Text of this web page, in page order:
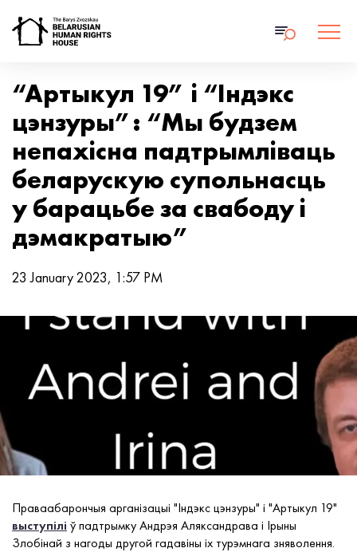
“Артыкул 19” і “Індэкс
цэнзуры”: “Мы будзем
непахісна падтрымліваць
беларускую супольнасць
у барацьбе за свабоду і
дэмакратыю”
23 January 2023, 1:57 PM
Праваабарончыя арганізацыі "Індэкс цэнзуры" і "Артыкул 19"
выступілі ў падтрымку Андрэя Аляксандрава і Ірыны
Злобінай з нагоды другой гадавіны іх турэмнага зняволення.